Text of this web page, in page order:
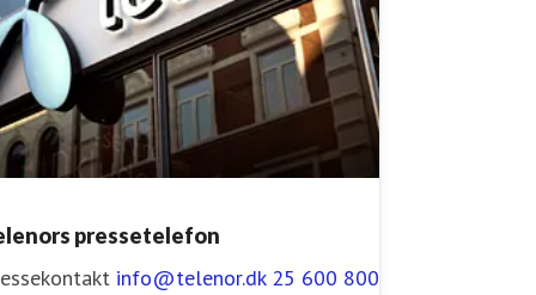
pressetelefon
info@telenor.dk 25 600 800